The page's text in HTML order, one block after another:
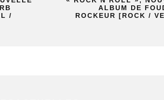
/
ALBUM DE
ROCKEUR [ROCK /